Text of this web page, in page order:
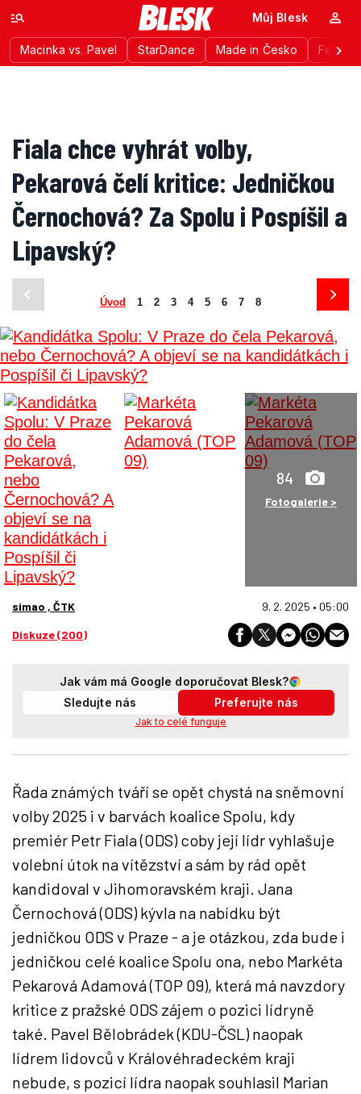
Macinka vs. Pavel StarDance Made in Česko
Můj Blesk
Fiala chce vyhrát volby,
Pekarová čelí kritice: Jedničkou
Černochová? Za Spolu i Pospíšil a
Lipavský?
Úvod 1 2 3 4 5 6 7 8
84
Fotogalerie >
simao , ČTK 9. 2. 2025 • 05:00
Diskuze (200)
Jak vám má Google doporučovat Blesk?
Sledujte nás
Preferujte nás
Jak to celé funguje
Řada známých tváří se opět chystá na sněmovní
volby 2025 i v barvách koalice Spolu, kdy
premiér Petr Fiala (ODS) coby její lídr vyhlašuje
volební útok na vítězství a sám by rád opět
kandidoval v Jihomoravském kraji. Jana
Černochová (ODS) kývla na nabídku být
jedničkou ODS v Praze - a je otázkou, zda bude i
jedničkou celé koalice Spolu ona, nebo Markéta
Pekarová Adamová (TOP 09), která má navzdory
kritice z pražské ODS zájem o pozici lídryně
také. Pavel Bělobrádek (KDU-ČSL) naopak
lídrem lidovců v Královéhradeckém kraji
nebude, s pozicí lídra naopak souhlasil Marian